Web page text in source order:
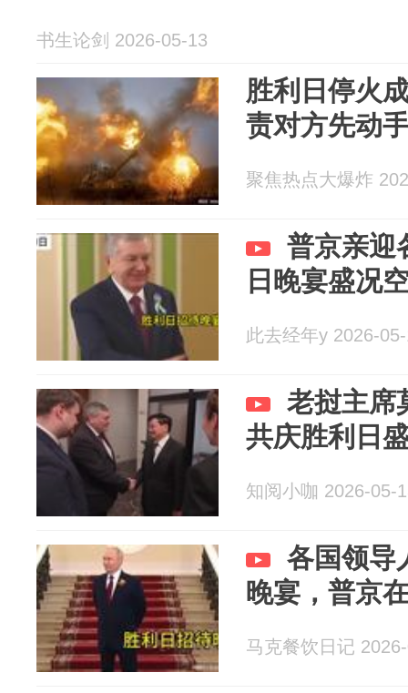
书生论剑 2026-05-13
胜利日停火
责对方先动
聚焦热点大爆炸
普京亲迎
日晚宴盛况
此去经年y 2026-
老挝主席
共庆胜利日
知阅小咖 2026-05-
各国领导
晚宴，普京
马克餐饮日记